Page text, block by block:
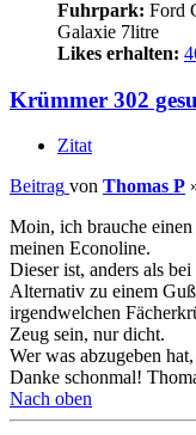
Fuhrpark: Ford
Galaxie 7litre
Likes erhalten:
Krümmer 302
Zitat
Beitrag von Thomas P
Moin, ich brauche
meinen Econoline.
Dieser ist, anders als
Alternativ zu einem
irgendwelchen
Zeug sein, nur dicht.
Wer was abzugeben
Danke schonmal!
Nach oben